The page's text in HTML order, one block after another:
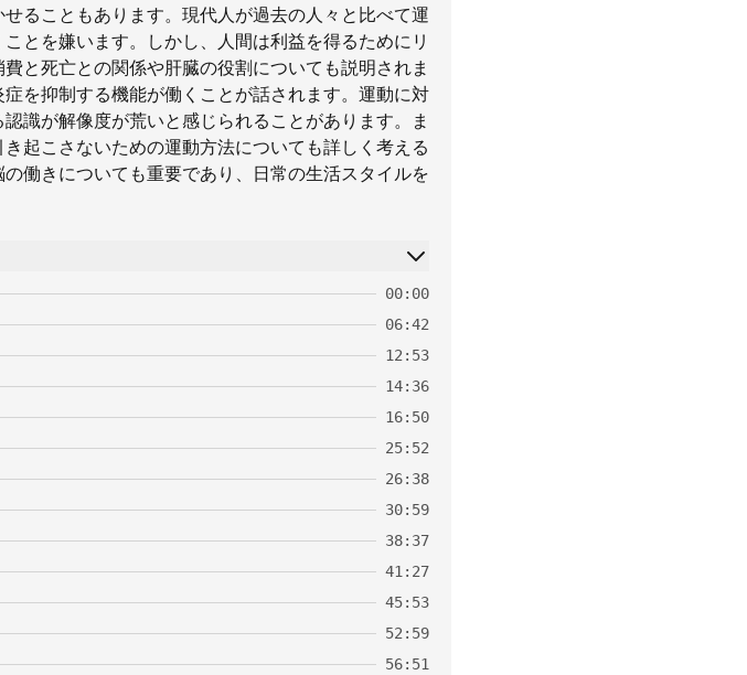
ることもあります。現代人が過去の人々と比べて運
とを嫌います。しかし、人間は利益を得るためにリ
と死亡との関係や肝臓の役割についても説明されま
を抑制する機能が働くことが話されます。運動に対
識が解像度が荒いと感じられることがあります。ま
起こさないための運動方法についても詳しく考える
働きについても重要であり、日常の生活スタイルを
00:00
06:42
12:53
14:36
16:50
25:52
26:38
30:59
38:37
41:27
45:53
52:59
56:51